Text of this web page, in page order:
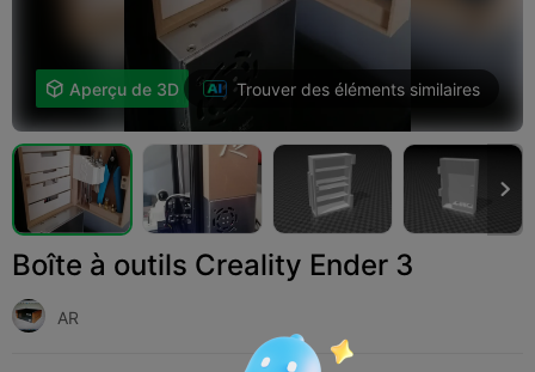
 Aperçu de 3D Trouver des éléments similaires

Boîte à outils Creality Ender 3
AR